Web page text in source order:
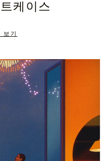
케이스
보기